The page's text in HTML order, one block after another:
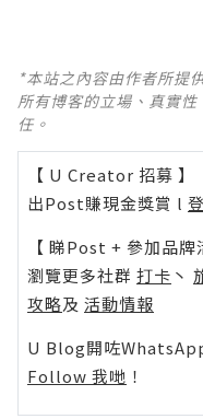
*本站之內容由作者所提
所有博客的立場、真實
任。
【 U Creator 招募 】
出Post賺現金獎賞 l
【 睇Post + 參加品牌
瀏覽更多社群 打卡 丶
攻略及 活動情報
U Blog開咗
Follow 我哋 ！